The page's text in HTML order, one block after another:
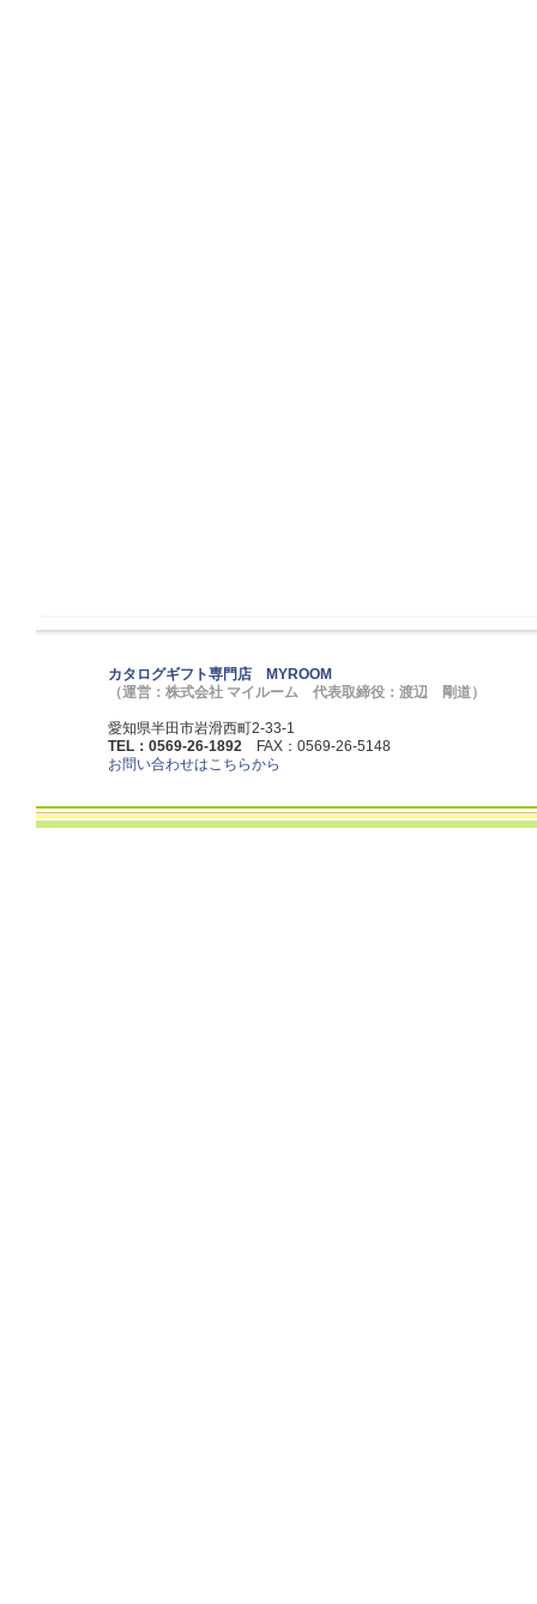
カタログギフト専門店 MYROOM
（運営：株式会社 マイルーム 代表取締役：渡辺 剛道）
愛知県半田市岩滑西町2-33-1
TEL：0569-26-1892 FAX：0569-26-5148
お問い合わせはこちらから